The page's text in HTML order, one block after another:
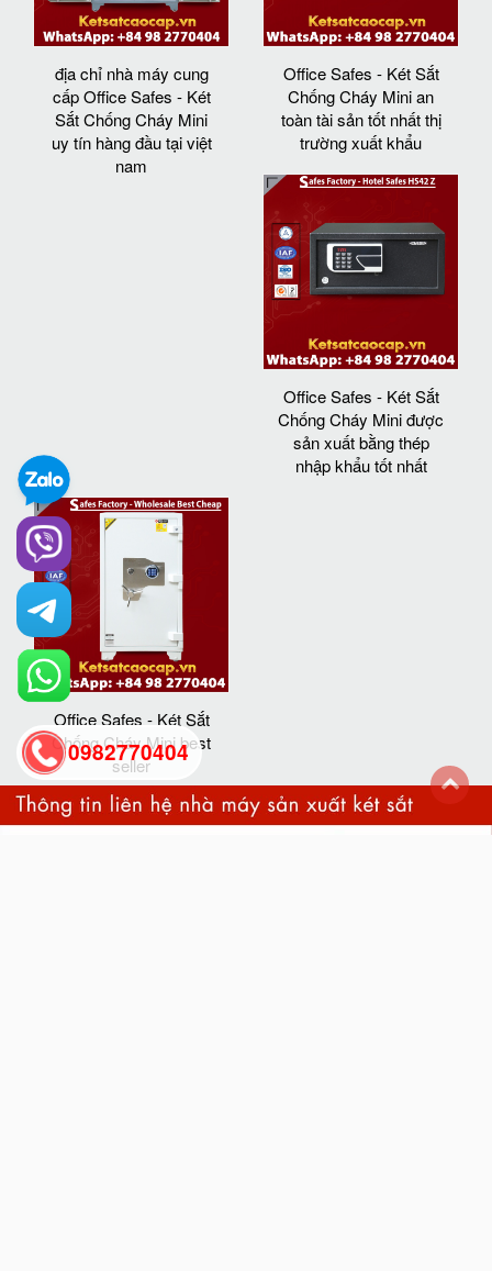
địa chỉ nhà máy cung
cấp Office Safes - Két
Sắt Chống Cháy Mini
uy tín hàng đầu tại việt
nam
Office Safes - Két Sắt
Chống Cháy Mini an
toàn tài sản tốt nhất thị
trường xuất khẩu
Office Safes - Két Sắt
Chống Cháy Mini được
sản xuất bằng thép
nhập khẩu tốt nhất
Office Safes - Két Sắt
Chống Cháy Mini best
seller
0982770404
back